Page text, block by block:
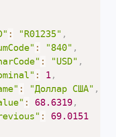
: "R01235" ,
: "840" ,
: "USD" ,
: 1,
: "Доллар США" ,
: 68.6319,
:
69.0151